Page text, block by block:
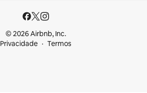
© 2026 Airbnb, Inc.
Privacidade
Termos